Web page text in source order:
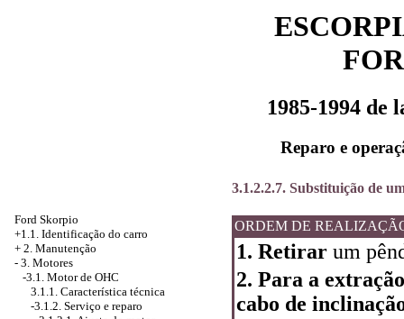
1985-1994 de
Reparo e
Ford Skorpio
+1.1. Identificação do carro
+ 2. Manutenção
- 3. Motores
-3.1. Motor de OHC
3.1.1. Característica técnica
-3.1.2. Serviço e reparo
3.1.2.2.7. Substituição de
ORDEM DE
1. Retirar um
2. Para a
cabo de